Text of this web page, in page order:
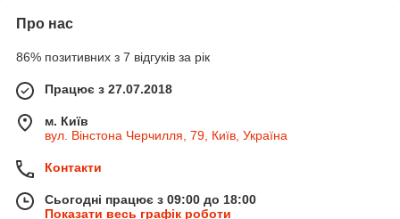
Про нас
86% позитивних з 7 відгуків за рік
Працює з 27.07.2018
м. Київ
вул. Вінстона Черчилля, 79, Київ, Україна
Контакти
Сьогодні працює з 09:00 до 18:00
Показати весь графік роботи